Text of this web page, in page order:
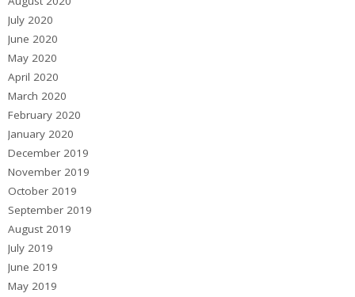
July 2020
June 2020
May 2020
April 2020
March 2020
February 2020
January 2020
December 2019
November 2019
October 2019
September 2019
August 2019
July 2019
June 2019
May 2019